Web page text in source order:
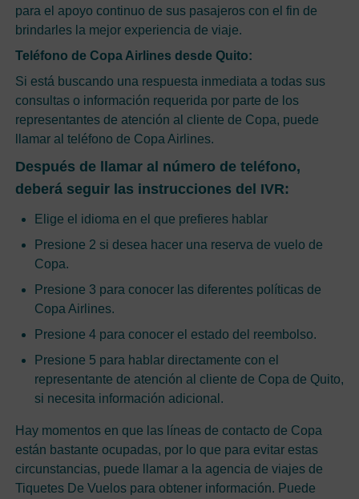
para el apoyo continuo de sus pasajeros con el fin de
brindarles la mejor experiencia de viaje.
Teléfono de Copa Airlines desde Quito:
Si está buscando una respuesta inmediata a todas sus
consultas o información requerida por parte de los
representantes de atención al cliente de Copa, puede
llamar al teléfono de Copa Airlines.
Después de llamar al número de teléfono,
deberá seguir las instrucciones del IVR:
Elige el idioma en el que prefieres hablar
Presione 2 si desea hacer una reserva de vuelo de
Copa.
Presione 3 para conocer las diferentes políticas de
Copa Airlines.
Presione 4 para conocer el estado del reembolso.
Presione 5 para hablar directamente con el
representante de atención al cliente de Copa de Quito,
si necesita información adicional.
Hay momentos en que las líneas de contacto de Copa
están bastante ocupadas, por lo que para evitar estas
circunstancias, puede llamar a la agencia de viajes de
Tiquetes De Vuelos para obtener información. Puede